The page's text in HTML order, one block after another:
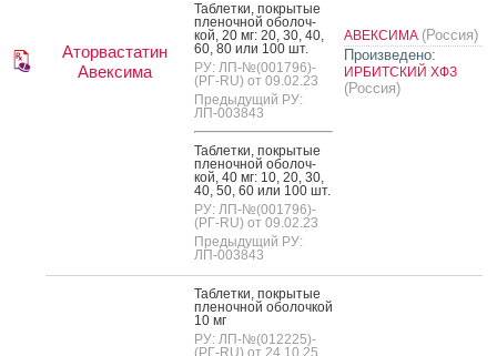
Аторвастатин
Авексима
Таб­летки, пок­ры­тые
пле­ноч­ной обо­лоч­
кой, 20 мг: 20, 30, 40,
60, 80 или 100 шт.
РУ: ЛП-№(001796)-
(РГ-RU) от 09.02.23
Предыдущий РУ:
ЛП-003843
Таб­летки, пок­ры­тые
пле­ноч­ной обо­лоч­
кой, 40 мг: 10, 20, 30,
40, 50, 60 или 100 шт.
РУ: ЛП-№(001796)-
(РГ-RU) от 09.02.23
Предыдущий РУ:
ЛП-003843
АВЕКСИМА (Россия)
Произведено:
ИРБИТСКИЙ ХФЗ
(Россия)
Таб­летки, пок­ры­тые
пле­ноч­ной обо­лоч­кой
10 мг
РУ: ЛП-№(012225)-